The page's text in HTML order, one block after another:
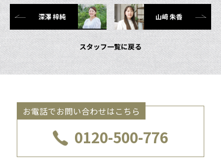
深澤 梓純
スタッフ一覧に戻る
山﨑 朱香
お電話でお問い合わせはこちら
0120-500-776